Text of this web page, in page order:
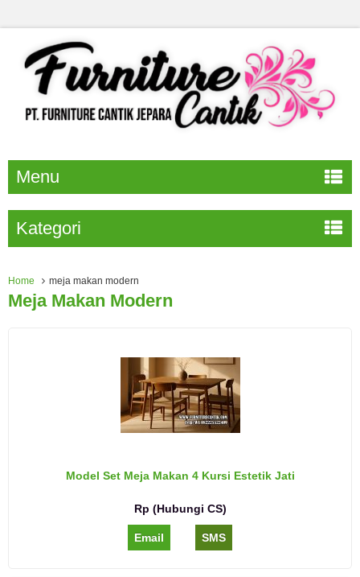
Menu
Kategori
Home meja makan modern
Meja Makan Modern
Model Set Meja Makan 4 Kursi Estetik Jati
Rp (Hubungi CS)
Email SMS